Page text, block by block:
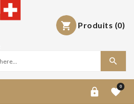
 Produits (0)

 0